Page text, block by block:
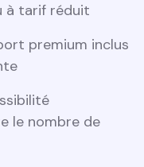
à tarif réduit
premium inclus
le nombre de